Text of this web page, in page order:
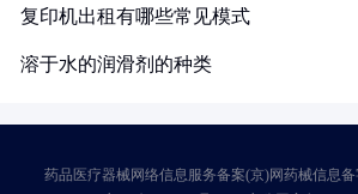
复印机出租有哪些常见模式
溶于水的润滑剂的种类
药品医疗器械网络信息服务备案(京)网药械信息备